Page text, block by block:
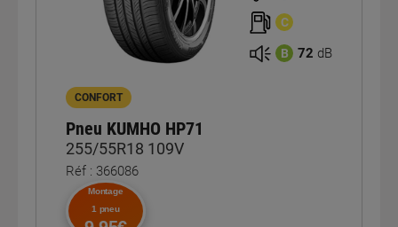
C
B 72 dB
CONFORT
Pneu KUMHO HP71
255/55R18 109V
Réf : 366086
Montage
1 pneu